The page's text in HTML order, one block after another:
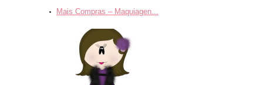
Mais Compras – Maquiagen...